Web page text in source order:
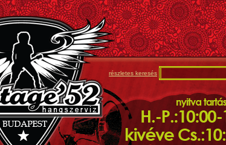
részletes keresés